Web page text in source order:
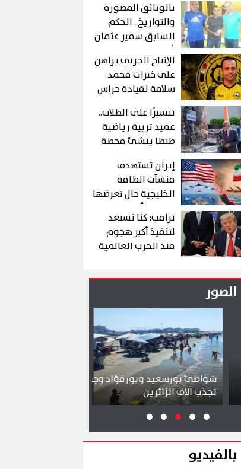
بالوثائق المصورة
والتواريخ.. الحكم
السابق سمير عثمان
يُزيف التاريخ ويمنح
"أكاديمية وليد
شعبان" لـ عصام عبد
الفتاح!
الإنتاج الحربي يراهن
على خبرات محمد
سلامة لقيادة حراس
تيسيرًا على الطلاب..
عميد تربية رياضية
طنطا ينشئ محطة
داخل الكلية
إيران تستهدف
منشآت الطاقة
الخليجية حال تعرضها
لهجوم أمريكي
ترامب: كنا نستعد
لتنفيذ أكبر هجوم
منذ الحرب العالمية
التوصل إلى اتفاق
الصور
شواطئ بورسعيد وبورفؤاد وجبال الملح
تجذب آلاف الزائرين
بالفيديو